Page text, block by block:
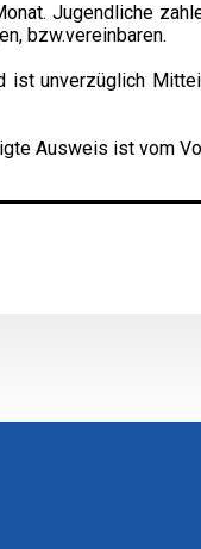
Jugendliche
bzw.vereinbaren.
unverzüglich
Ausweis ist vom